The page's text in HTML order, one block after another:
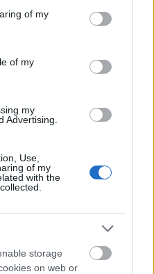
behaviour. You may click to
and its third-party tags to
purposes in below Google
of my
of my
my
Advertising.
Use,
of my
with the
storage
on web or
SOS για να κερδίσετε το